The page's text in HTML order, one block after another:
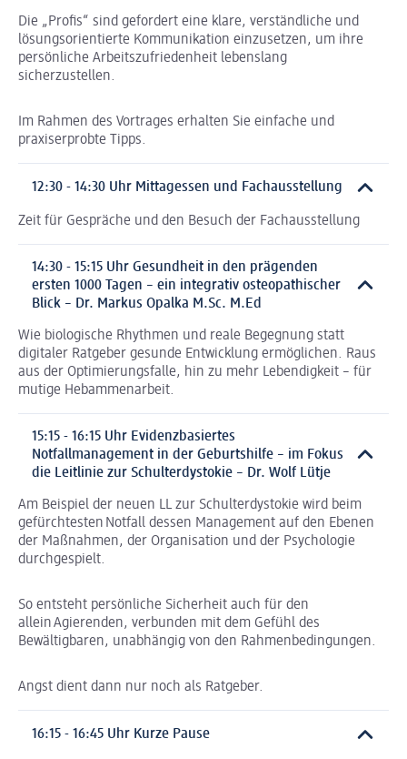
Die „Profis“ sind gefordert eine klare, verständliche und
lösungsorientierte Kommunikation einzusetzen, um ihre
persönliche Arbeitszufriedenheit lebenslang
sicherzustellen.
Im Rahmen des Vortrages erhalten Sie einfache und
praxiserprobte Tipps.
12:30 - 14:30 Uhr Mittagessen und Fachausstellung
Zeit für Gespräche und den Besuch der Fachausstellung
14:30 - 15:15 Uhr Gesundheit in den prägenden
ersten 1000 Tagen – ein integrativ osteopathischer
Blick – Dr. Markus Opalka M.Sc. M.Ed
Wie biologische Rhythmen und reale Begegnung statt
digitaler Ratgeber gesunde Entwicklung ermöglichen. Raus
aus der Optimierungsfalle, hin zu mehr Lebendigkeit – für
mutige Hebammenarbeit.
15:15 - 16:15 Uhr Evidenzbasiertes
Notfallmanagement in der Geburtshilfe – im Fokus
die Leitlinie zur Schulterdystokie – Dr. Wolf Lütje
Am Beispiel der neuen LL zur Schulterdystokie wird beim
gefürchtesten Notfall dessen Management auf den Ebenen
der Maßnahmen, der Organisation und der Psychologie
durchgespielt.
So entsteht persönliche Sicherheit auch für den
allein Agierenden, verbunden mit dem Gefühl des
Bewältigbaren, unabhängig von den Rahmenbedingungen.
Angst dient dann nur noch als Ratgeber.
16:15 - 16:45 Uhr Kurze Pause